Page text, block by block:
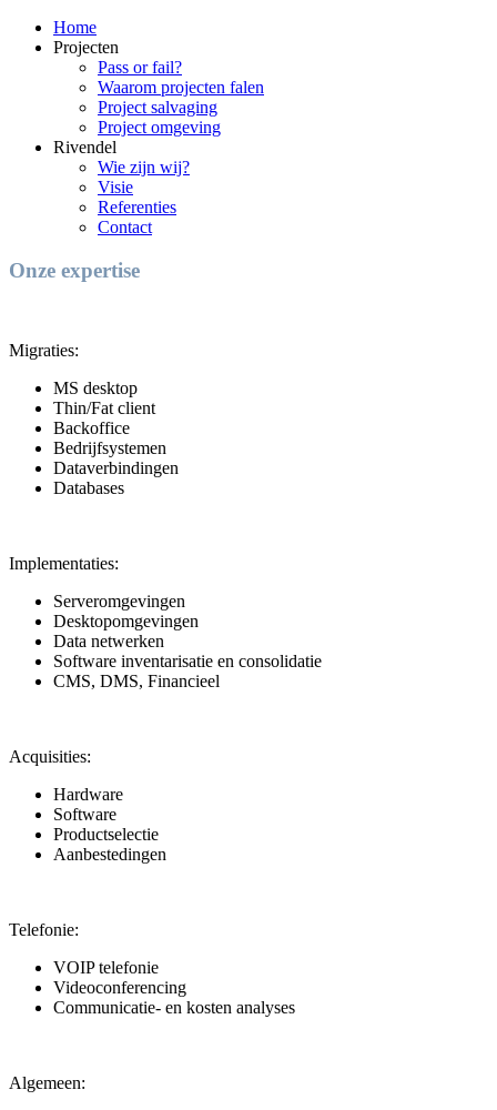
Home
Projecten
Pass or fail?
Waarom projecten falen
Project salvaging
Project omgeving
Rivendel
Wie zijn wij?
Visie
Referenties
Contact
Onze expertise
Migraties:
MS desktop
Thin/Fat client
Backoffice
Bedrijfsystemen
Dataverbindingen
Databases
Implementaties:
Serveromgevingen
Desktopomgevingen
Data netwerken
Software inventarisatie en consolidatie
CMS, DMS, Financieel
Acquisities:
Hardware
Software
Productselectie
Aanbestedingen
Telefonie:
VOIP telefonie
Videoconferencing
Communicatie- en kosten analyses
Algemeen: